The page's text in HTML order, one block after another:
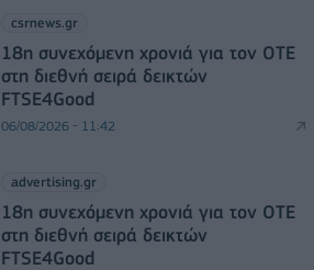
csrnews.gr
18η συνεχόμενη χρονιά για τον ΟΤΕ
στη διεθνή σειρά δεικτών
FTSE4Good
06/08/2026 - 11:42
advertising.gr
18η συνεχόμενη χρονιά για τον ΟΤΕ
στη διεθνή σειρά δεικτών
FTSE4Good